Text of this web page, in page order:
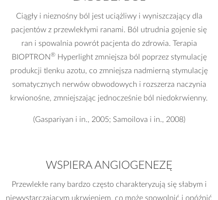
Ciągły i nieznośny ból jest uciążliwy i wyniszczający dla
pacjentów z przewlekłymi ranami. Ból utrudnia gojenie się
ran i spowalnia powrót pacjenta do zdrowia. Terapia
BIOPTRON®Hyperlight zmniejsza ból poprzez stymulację
produkcji tlenku azotu, co zmniejsza nadmierną stymulację
somatycznych nerwów obwodowych i rozszerza naczynia
krwionośne, zmniejszając jednocześnie ból niedokrwienny.
(Gaspariyan i in., 2005; Samoilova i in., 2008)
WSPIERA ANGIOGENEZĘ
Przewlekłe rany bardzo często charakteryzują się słabym i
niewystarczającym ukrwieniem, co może spowolnić i opóźnić